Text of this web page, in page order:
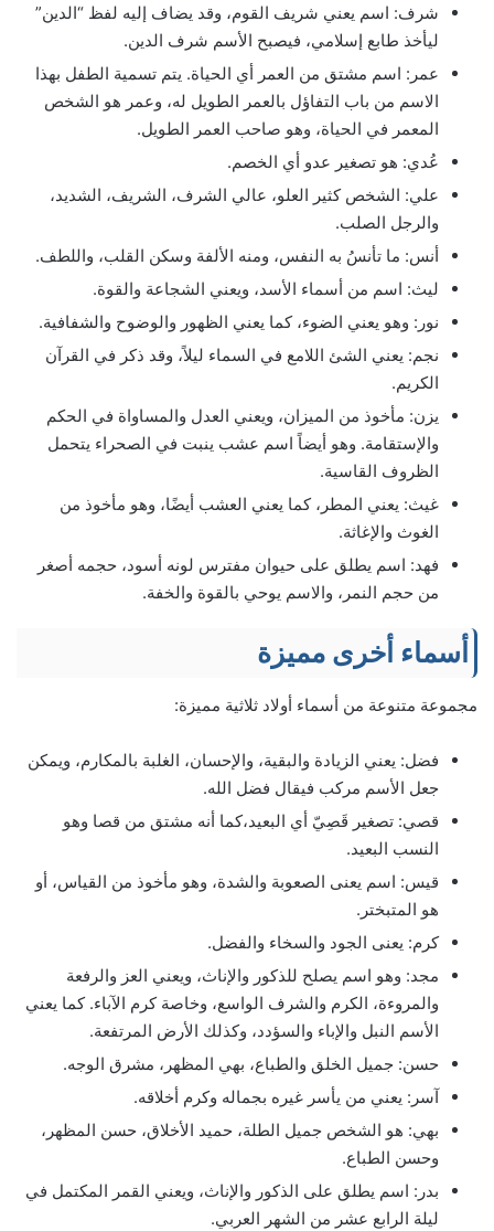
شرف: اسم يعني شريف القوم، وقد يضاف إليه لفظ “الدين”
ليأخذ طابع إسلامي، فيصبح الأسم شرف الدين.
عمر: اسم مشتق من العمر أي الحياة. يتم تسمية الطفل بهذا
الاسم من باب التفاؤل بالعمر الطويل له، وعمر هو الشخص
المعمر في الحياة، وهو صاحب العمر الطويل.
عُدي: هو تصغير عدو أي الخصم.
علي: الشخص كثير العلو، عالي الشرف، الشريف، الشديد،
والرجل الصلب.
أنس: ما تأنسُ به النفس، ومنه الألفة وسكن القلب، واللطف.
ليث: اسم من أسماء الأسد، ويعني الشجاعة والقوة.
نور: وهو يعني الضوء، كما يعني الظهور والوضوح والشفافية.
نجم: يعني الشئ اللامع في السماء ليلاً، وقد ذكر في القرآن
الكريم.
يزن: مأخوذ من الميزان، ويعني العدل والمساواة في الحكم
والإستقامة. وهو أيضاً اسم عشب ينبت في الصحراء يتحمل
الظروف القاسية.
غيث: يعني المطر، كما يعني العشب أيضًا، وهو مأخوذ من
الغوث والإغاثة.
فهد: اسم يطلق على حيوان مفترس لونه أسود، حجمه أصغر
من حجم النمر، والاسم يوحي بالقوة والخفة.
أسماء أخرى مميزة
مجموعة متنوعة من أسماء أولاد ثلاثية مميزة:
فضل: يعني الزيادة والبقية، والإحسان، الغلبة بالمكارم، ويمكن
جعل الأسم مركب فيقال فضل الله.
قصي: تصغير قَصِيّ أي البعيد،كما أنه مشتق من قصا وهو
النسب البعيد.
قيس: اسم يعنى الصعوبة والشدة، وهو مأخوذ من القياس، أو
هو المتبختر.
كرم: يعنى الجود والسخاء والفضل.
مجد: وهو اسم يصلح للذكور والإناث، ويعني العز والرفعة
والمروءة، الكرم والشرف الواسع، وخاصة كرم الآباء. كما يعني
الأسم النبل والإباء والسؤدد، وكذلك الأرض المرتفعة.
حسن: جميل الخلق والطباع، بهي المظهر، مشرق الوجه.
آسر: يعني من يأسر غيره بجماله وكرم أخلاقه.
بهي: هو الشخص جميل الطلة، حميد الأخلاق، حسن المظهر،
وحسن الطباع.
بدر: اسم يطلق على الذكور والإناث، ويعني القمر المكتمل في
ليلة الرابع عشر من الشهر العربي.